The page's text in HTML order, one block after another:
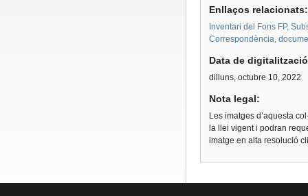
Enllaços
Inventari del Fons FP,
Correspondència,
Data de
dilluns, octubre 10, 2022
Nota legal:
Les imatges d’aquesta
la llei vigent i podran
imatge en alta resolució